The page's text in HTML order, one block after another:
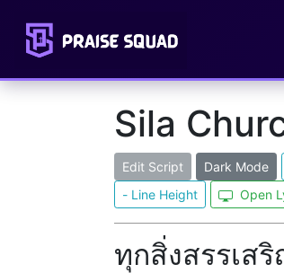
Sila
Edit Script Dark Mode
- Line Height
Open
ทุกสิ่งสรรเส